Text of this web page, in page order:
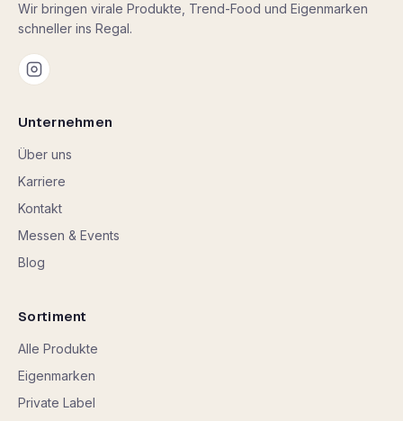
Wir bringen virale Produkte, Trend-Food und Eigenmarken
schneller ins Regal.
Unternehmen
Über uns
Karriere
Kontakt
Messen & Events
Blog
Sortiment
Alle Produkte
Eigenmarken
Private Label